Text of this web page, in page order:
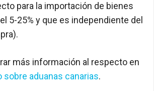
para la importación de bienes
5-25% y que es independiente del
más información al respecto en
sobre aduanas canarias.